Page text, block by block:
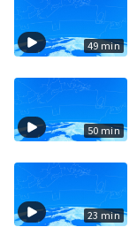
49 min
50 min
23 min